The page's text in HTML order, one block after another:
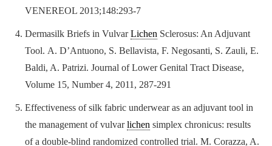
VENEREOL 2013;148:293-7
Dermasilk Briefs in VulvarLichen Sclerosus: An Adjuvant
Tool. A. D’Antuono, S. Bellavista, F. Negosanti, S. Zauli, E.
Baldi, A. Patrizi. Journal of Lower Genital Tract Disease,
Volume 15, Number 4, 2011, 287-291
Effectiveness of silk fabric underwear as an adjuvant tool in
the management of vulvarlichen simplex chronicus: results
of a double-blind randomized controlled trial. M. Corazza, A.